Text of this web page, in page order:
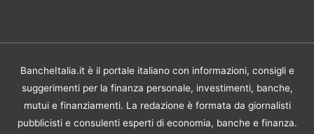
BancheItalia.it è il portale italiano con informazioni, consigli e
suggerimenti per la finanza personale, investimenti, banche,
mutui e finanziamenti. La redazione è formata da giornalisti
pubblicisti e consulenti esperti di economia, banche e finanza.